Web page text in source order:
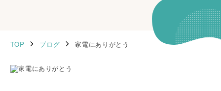
TOP ブログ 家電にありがとう